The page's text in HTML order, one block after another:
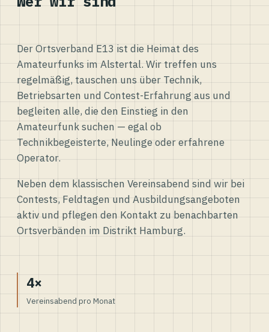
Der Ortsverband E13 ist die Heimat des
Amateurfunks im Alstertal. Wir treffen uns
regelmäßig, tauschen uns über Technik,
Betriebsarten und Contest-Erfahrung aus und
begleiten alle, die den Einstieg in den
Amateurfunk suchen — egal ob
Technikbegeisterte, Neulinge oder erfahrene
Operator.
Neben dem klassischen Vereinsabend sind wir bei
Contests, Feldtagen und Ausbildungsangeboten
aktiv und pflegen den Kontakt zu benachbarten
Ortsverbänden im Distrikt Hamburg.
4×
Vereinsabend pro Monat